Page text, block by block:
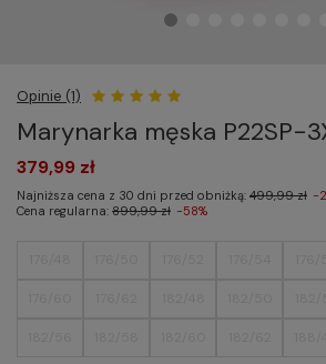
Opinie (1)
Marynarka męska P22SP-
379,99 zł
Najniższa cena z 30 dni przed obniżką: 499,99 zł -
Cena regularna: 899,99 zł -58%